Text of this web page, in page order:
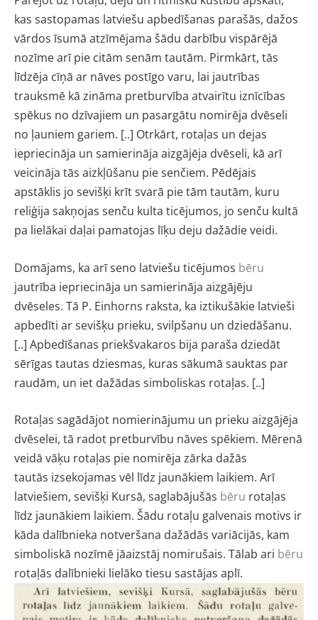
kas sastopamas latviešu apbedīšanas parašās, dažos
vārdos īsumā atzīmējama šādu darbību vispārējā
nozīme arī pie citām senām tautām. Pirmkārt, tās
līdzēja cīņā ar nāves postīgo varu, lai jautrības
trauksmē kā zināma pretburvība atvairītu iznīcības
spēkus no dzīvajiem un pasargātu nomirēja dvēseli
no ļauniem gariem. [..] Otrkārt, rotaļas un dejas
iepriecināja un samierināja aizgājēja dvēseli, kā arī
veicināja tās aizkļūšanu pie senčiem. Pēdējais
apstāklis jo sevišķi krīt svarā pie tām tautām, kuru
reliģija sakņojas senču kulta ticējumos, jo senču kultā
pa lielākai daļai pamatojas līķu deju dažādie veidi.
Domājams, ka arī seno latviešu ticējumos bēru
jautrība iepriecināja un samierināja aizgājēju
dvēseles. Tā P. Einhorns raksta, ka iztikušākie latvieši
apbedīti ar sevišķu prieku, svilpšanu un dziedāšanu.
[..] Apbedīšanas priekšvakaros bija paraša dziedāt
sērīgas tautas dziesmas, kuras sākumā sauktas par
raudām, un iet dažādas simboliskas rotaļas. [..]
Rotaļas sagādājot nomierinājumu un prieku aizgājēja
dvēselei, tā radot pretburvību nāves spēkiem. Mērenā
veidā vāķu rotaļas pie nomirēja zārka dažās
tautās izsekojamas vēl līdz jaunākiem laikiem. Arī
latviešiem, sevišķi Kursā, saglabājušās bēru rotaļas
līdz jaunākiem laikiem. Šādu rotaļu galvenais motivs ir
kāda dalībnieka notveršana dažādās variācijās, kam
simboliskā nozīmē jāaizstāj nomirušais. Tālab ari bēru
rotaļās dalībnieki lielāko tiesu sastājas aplī.